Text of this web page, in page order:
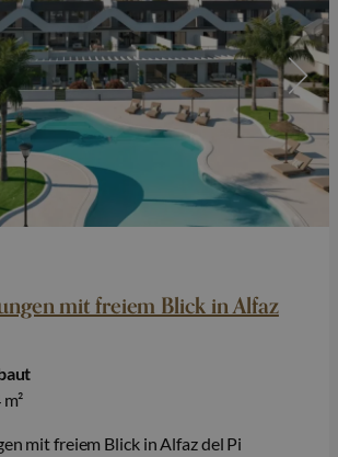
mit freiem Blick in Alfaz
mit freiem Blick in Alfaz del Pi